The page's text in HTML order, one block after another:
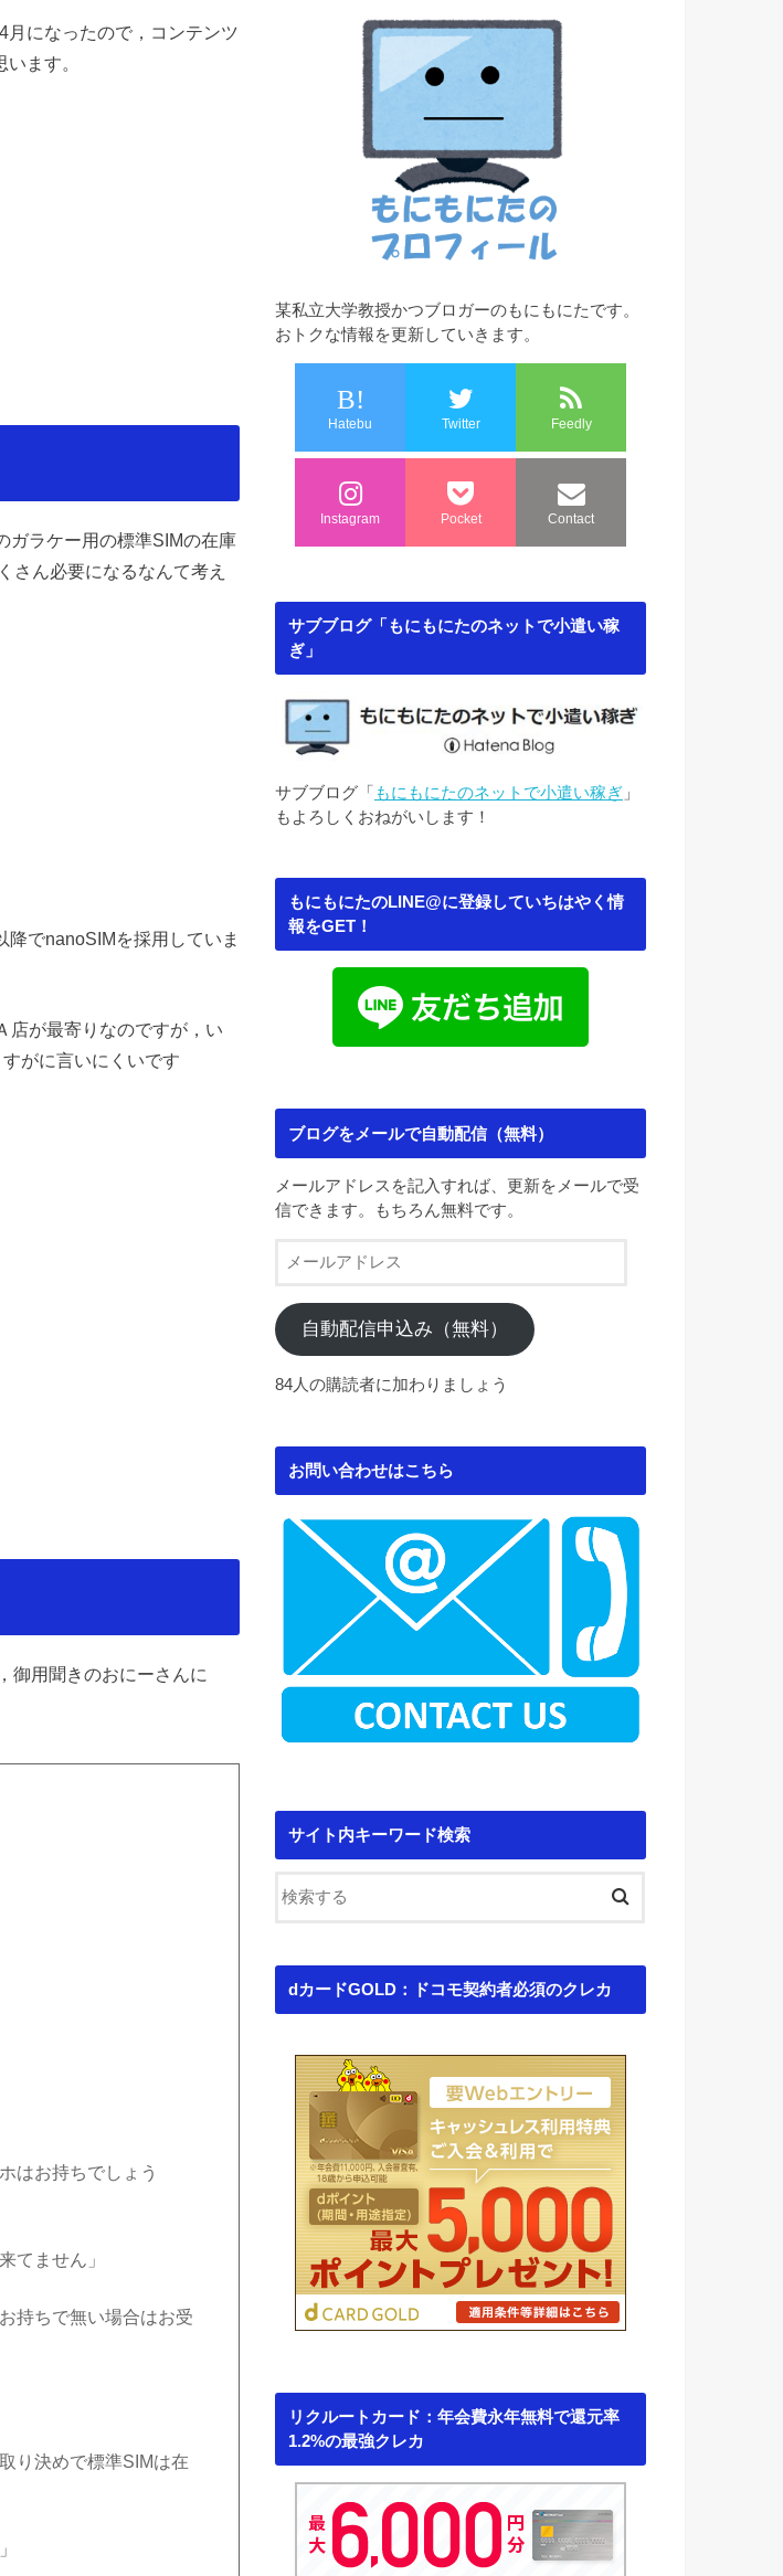
になったので，コンテンツ
ます。
ガラケー用の標準SIMの在庫
さん必要になるなんて考え
でnanoSIMを採用していま
店が最寄りなのですが，い
すがに言いにくいです
御用聞きのおにーさんに
はお持ちでしょう
てません」
持ちで無い場合はお受
り決めで標準SIMは在
某私立大学教授かつブロガーのもにもにたです。
おトクな情報を更新していきます。
B!
Hatebu Twitter Feedly
Instagram Pocket Contact
サブブログ「もにもにたのネットで小遣い稼
ぎ」
サブブログ「もにもにたのネットで小遣い稼ぎ 」
もよろしくおねがいします！
もにもにたのLINE@に登録していちはやく情
報をGET！
ブログをメールで自動配信（無料）
メールアドレスを記入すれば、更新をメールで受
信できます。もちろん無料です。
ー
ア
ド
ス
自動配信申込み（無料）
84人の購読者に加わりましょう
お問い合わせはこちら
サイト内キーワード検索
dカードGOLD：ドコモ契約者必須のクレカ
リクルートカード：年会費永年無料で還元率
1.2%の最強クレカ